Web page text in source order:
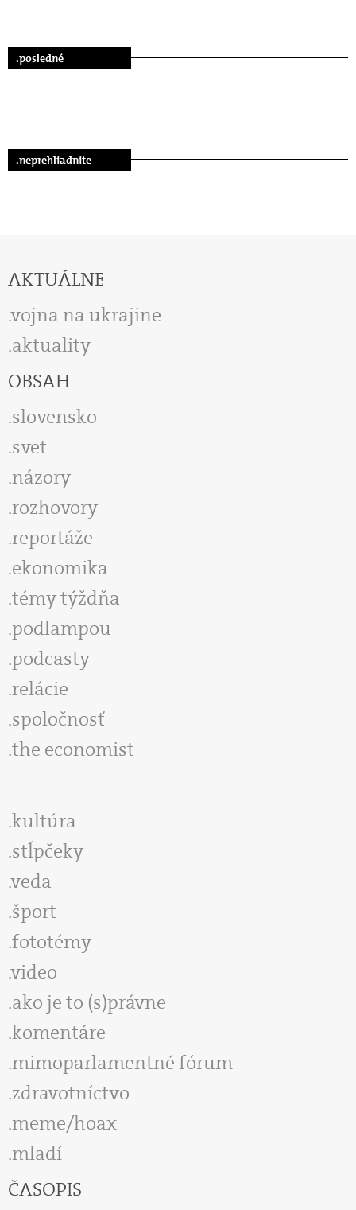
.posledné
.neprehliadnite
AKTUÁLNE
vojna na ukrajine
aktuality
OBSAH
slovensko
svet
názory
rozhovory
reportáže
ekonomika
témy týždňa
podlampou
podcasty
relácie
spoločnosť
the economist
kultúra
stĺpčeky
veda
šport
fototémy
video
ako je to (s)právne
komentáre
mimoparlamentné fórum
zdravotníctvo
meme/hoax
mladí
ČASOPIS